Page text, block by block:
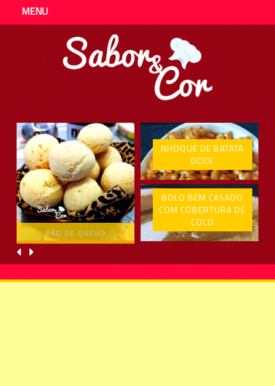
MENU
PÃO DE QUEIJO
NHOQUE DE BATATA
DOCE
BOLO BEM CASADO
COM COBERTURA DE
COCO